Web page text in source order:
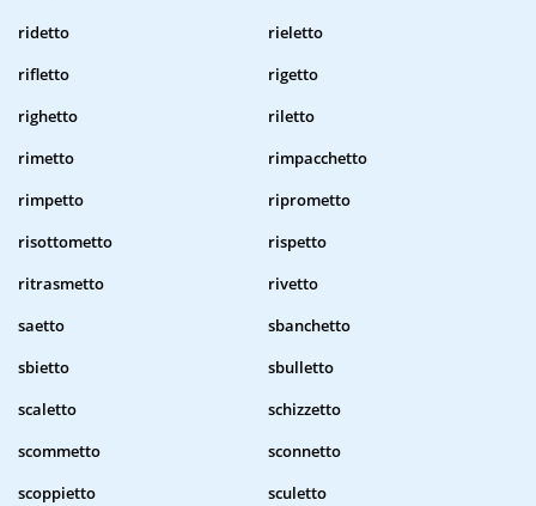
ridetto
rieletto
rifletto
rigetto
righetto
riletto
rimetto
rimpacchetto
rimpetto
riprometto
risottometto
rispetto
ritrasmetto
rivetto
saetto
sbanchetto
sbietto
sbulletto
scaletto
schizzetto
scommetto
sconnetto
scoppietto
sculetto